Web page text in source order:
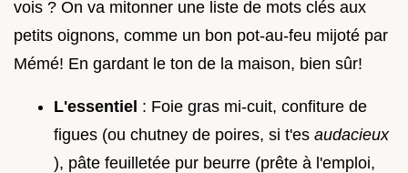
vois ? On va mitonner une liste de mots clés aux
petits oignons, comme un bon pot-au-feu mijoté par
Mémé! En gardant le ton de la maison, bien sûr!
L'essentiel : Foie gras mi-cuit, confiture de
figues (ou chutney de poires, si t'es audacieux
), pâte feuilletée pur beurre (prête à l'emploi,